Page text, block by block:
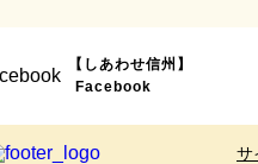
【しあわせ信州】
Facebook
サ